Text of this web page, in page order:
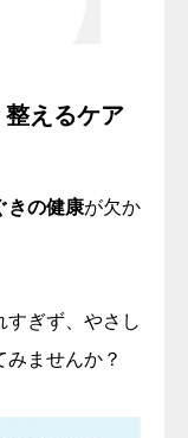
えるケア
きの健康が欠か
すぎず、やさし
みませんか？